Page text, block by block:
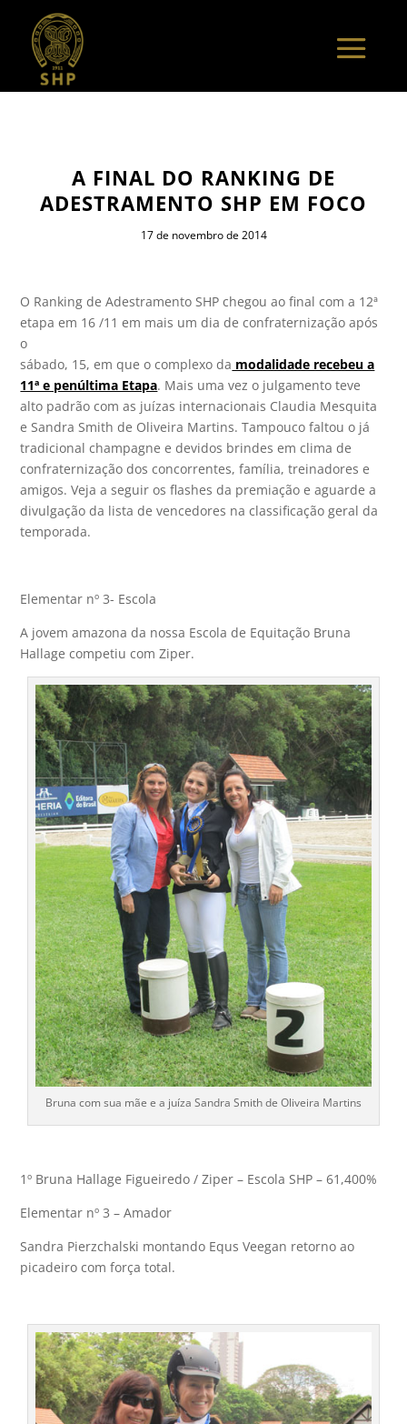
A FINAL DO RANKING DE
ADESTRAMENTO SHP EM FOCO
17 de novembro de 2014
O Ranking de Adestramento SHP chegou ao final com a 12ª
etapa em 16 /11 em mais um dia de confraternização após
o
sábado, 15, em que o complexo da modalidade recebeu a
11ª e penúltima Etapa. Mais uma vez o julgamento teve
alto padrão com as juízas internacionais Claudia Mesquita
e Sandra Smith de Oliveira Martins. Tampouco faltou o já
tradicional champagne e devidos brindes em clima de
confraternização dos concorrentes, família, treinadores e
amigos. Veja a seguir os flashes da premiação e aguarde a
divulgação da lista de vencedores na classificação geral da
temporada.
Elementar nº 3- Escola
A jovem amazona da nossa Escola de Equitação Bruna
Hallage competiu com Ziper.
Bruna com sua mãe e a juíza Sandra Smith de Oliveira Martins
1º Bruna Hallage Figueiredo / Ziper – Escola SHP – 61,400%
Elementar nº 3 – Amador
Sandra Pierzchalski montando Equs Veegan retorno ao
picadeiro com força total.